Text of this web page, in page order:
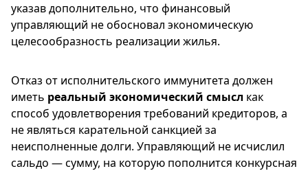
указав дополнительно, что финансовый
управляющий не обосновал экономическую
целесообразность реализации жилья.
Отказ от исполнительского иммунитета должен
иметь реальный экономический смысл как
способ удовлетворения требований кредиторов, а
не являться карательной санкцией за
неисполненные долги. Управляющий не исчислил
сальдо — сумму, на которую пополнится конкурсная